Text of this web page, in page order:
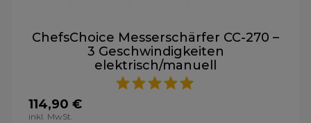
ChefsChoice Messerschärfer CC-270 –
3 Geschwindigkeiten
elektrisch/manuell
114,90 €
inkl. MwSt.